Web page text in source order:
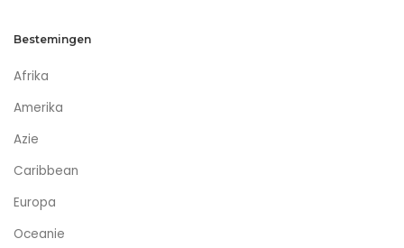
Bestemingen
Afrika
Amerika
Azie
Caribbean
Europa
Oceanie